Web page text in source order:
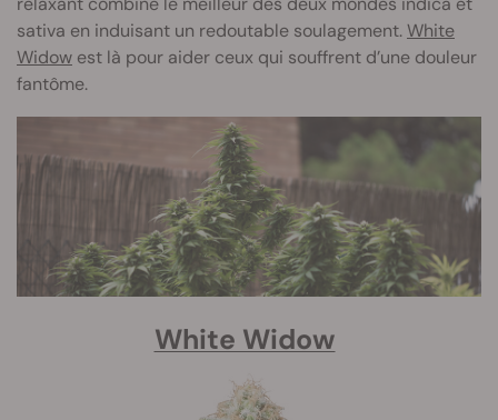
sativa en induisant un redoutable soulagement.White
Widow est là pour aider ceux qui souffrent d’une douleur
fantôme.
White Widow